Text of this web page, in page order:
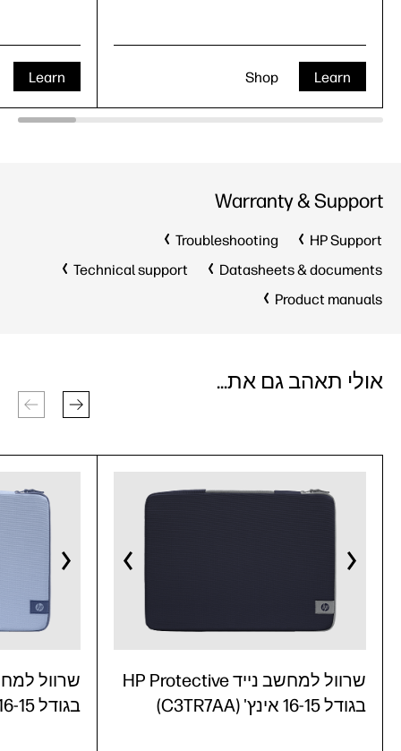
Learn Learn
Shop
Warranty & Support
HP Support
Troubleshooting
Datasheets & documents
Technical support
Product manuals
אולי תאהב גם את...
בגודל 16-15 אינץ' (C3TR6AA)
שרוול למחשב נייד HP Protective
בגודל 16-15 אינץ' (C3TR7AA)